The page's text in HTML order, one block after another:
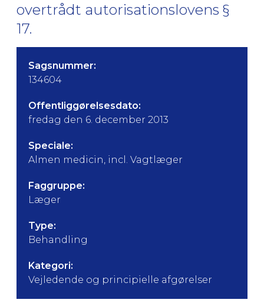
overtrådt autorisationslovens §
17.
Sagsnummer:
134604
Offentliggørelsesdato:
fredag den 6. december 2013
Speciale:
Almen medicin, incl. Vagtlæger
Faggruppe:
Læger
Type:
Behandling
Kategori:
Vejledende og principielle afgørelser